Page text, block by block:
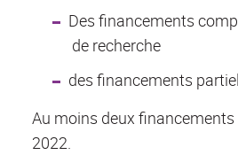
Des financements
de recherche
des financements
Au moins deux
2022.